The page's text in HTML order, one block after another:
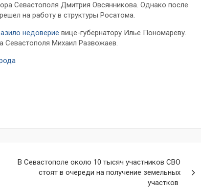
Севастополя Дмитрия Овсянникова. Однако после
на работу в структуры Росатома.
недоверие вице-губернатору Илье Пономареву.
Севастополя Михаил Развожаев.
В Севастополе около 10 тысяч участников СВО
стоят в очереди на получение земельных
участков